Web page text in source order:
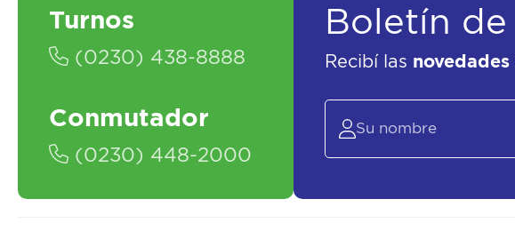
Turnos
(0230) 438-8888
Conmutador
(0230) 448-2000
Boletín de
Recibí las novedades